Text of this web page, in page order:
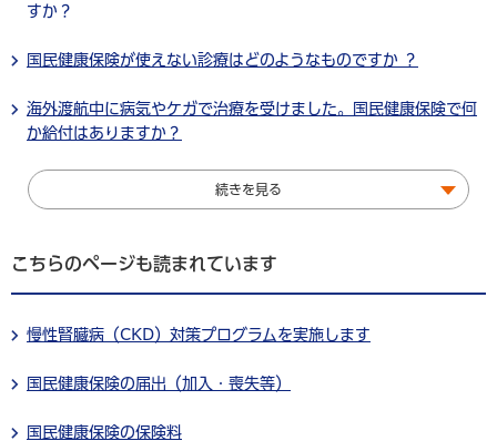
すか？
国民健康保険が使えない診療はどのようなものですか ？
海外渡航中に病気やケガで治療を受けました。国民健康保険で何
か給付はありますか？
続きを見る
こちらのページも読まれています
慢性腎臓病（CKD）対策プログラムを実施します
国民健康保険の届出（加入・喪失等）
国民健康保険の保険料